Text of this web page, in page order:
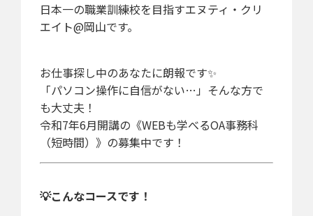
日本一の職業訓練校を目指すエヌティ・クリ
エイト@岡山です。
お仕事探し中のあなたに朗報です✨
「パソコン操作に自信がない…」そんな方で
も大丈夫！
令和7年6月開講の《WEBも学べるOA事務科
（短時間）》の募集中です！
💡こんなコースです！